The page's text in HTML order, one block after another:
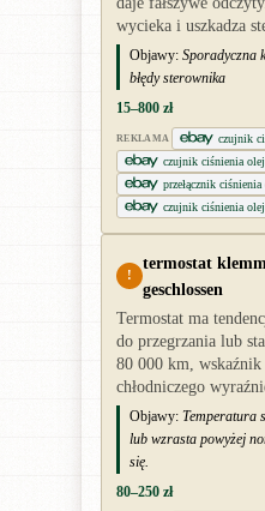
wycieka i uszkadza
Objawy: Sporadyczna
błędy sterownika
15–800 zł
REKLAMA
czujnik
czujnik ciśnienia
przełącznik
czujnik ciśnienia
!
termostat
geschlossen
Termostat ma
do przegrzania lub
80 000 km, wskaźnik
chłodniczego
Objawy: Temperatura
lub wzrasta powyżej
się.
80–250 zł